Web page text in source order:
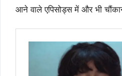
आने वाले एपिसोड्स में और भी